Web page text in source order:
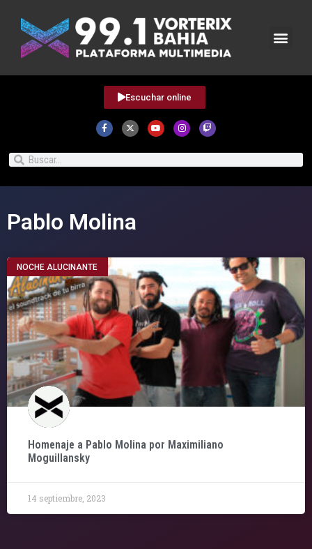
Escuchar online
Pablo Molina
NOCHE ALUCINANTE
Homenaje a Pablo Molina por Maximiliano
Moguillansky
14 septiembre, 2023